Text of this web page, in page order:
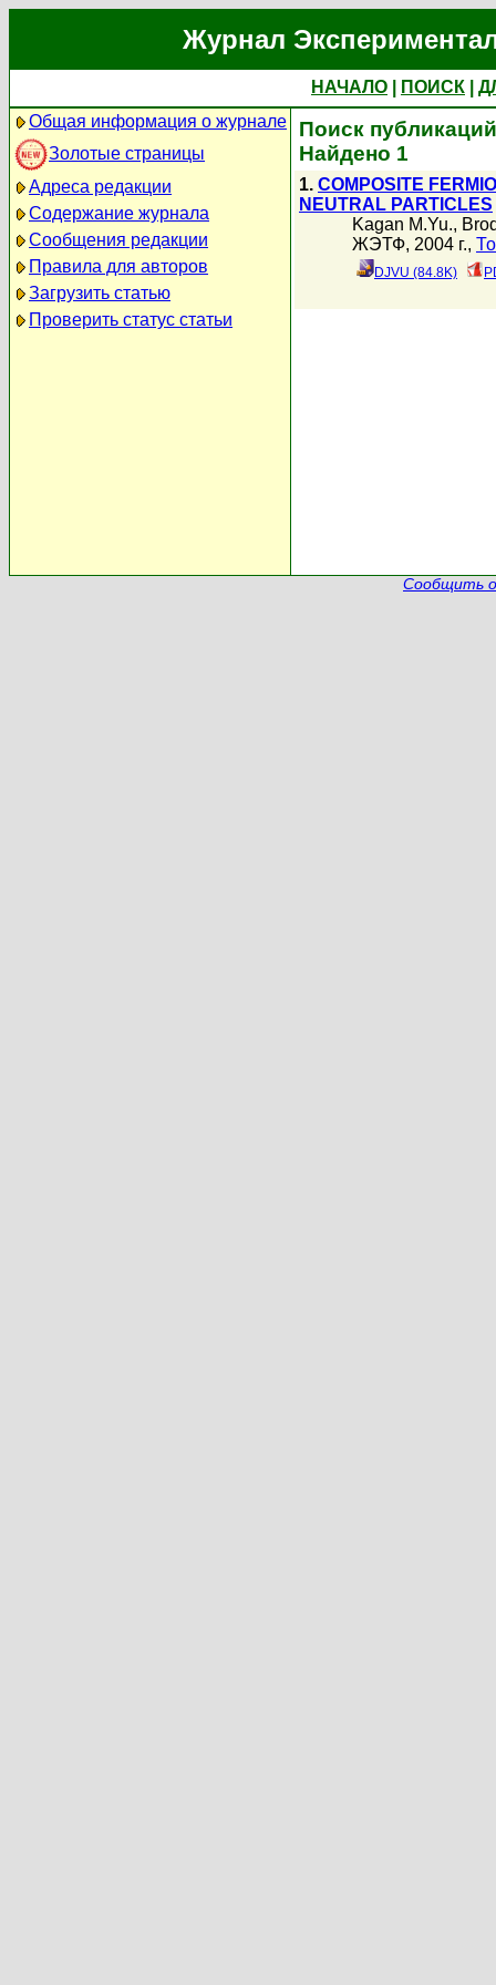
Журнал
НАЧАЛО ПОИСК
Общая информация о журнале
Золотые страницы
Адреса редакции
Содержание журнала
Сообщения редакции
Правила для авторов
Загрузить статью
Проверить статус статьи
Поиск
Найдено 1
1. COMPOSITE
NEUTRAL PARTICLES
Kagan M.Yu.,
ЖЭТФ, 2004 г.,
DJVU (84.8K)
Сообщить о